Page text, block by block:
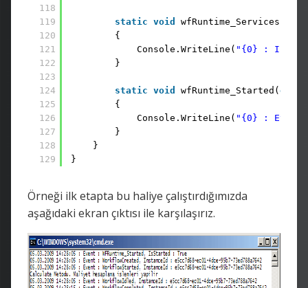
118
119
120
121
122
123
124
125
126
127
128
129
static void
{
Console.WriteLine( "{0} :
}
static void wfRuntime_Started(
{
Console.WriteLine( "{0} :
}
}
}
Örneği ilk etapta bu haliye çalıştırdığımızda
aşağıdaki ekran çıktısı ile karşılaşırız.